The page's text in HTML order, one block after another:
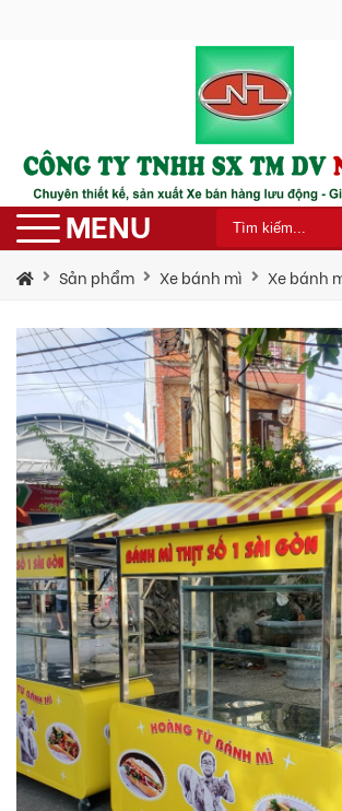
MENU
Sản phẩm Xe bánh mì Xe bánh